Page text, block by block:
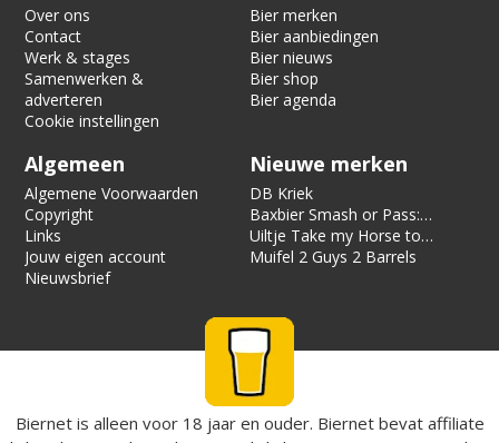
Over ons
Contact
Werk & stages
Samenwerken &
adverteren
Cookie instellingen
Bier merken
Bier aanbiedingen
Bier nieuws
Bier shop
Bier agenda
Algemeen
Algemene Voorwaarden
Copyright
Links
Jouw eigen account
Nieuwsbrief
Nieuwe merken
DB Kriek
Baxbier Smash or Pass:
Strata
Uiltje Take my Horse to
the Hotel Room
Muifel 2 Guys 2 Barrels
Biernet is alleen voor 18 jaar en ouder. Biernet bevat affiliate